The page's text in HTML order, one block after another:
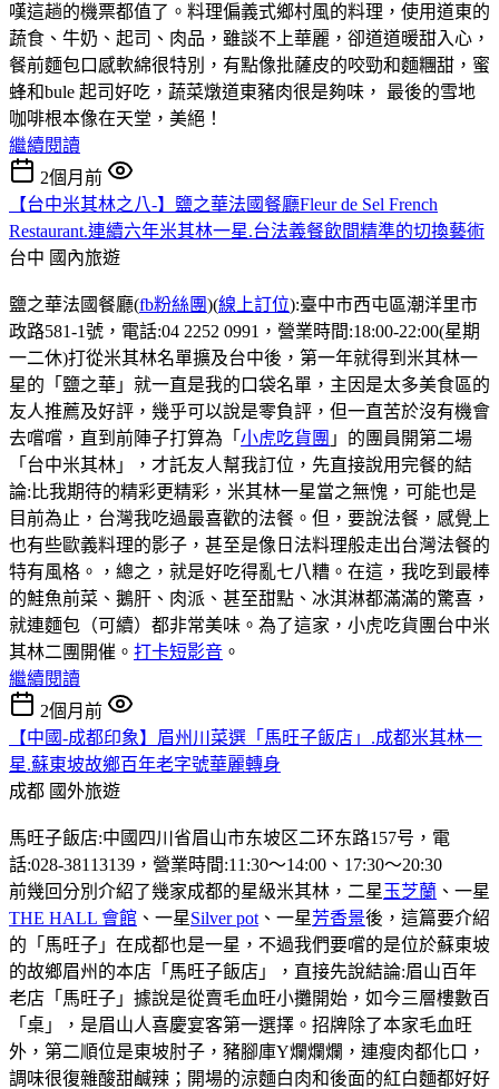
嘆這趟的機票都值了。料理偏義式鄉村風的料理，使用道東的
蔬食、牛奶、起司、肉品，雖談不上華麗，卻道道暖甜入心，
餐前麵包口感軟綿很特別，有點像批薩皮的咬勁和麵糰甜，蜜
蜂和bule 起司好吃，蔬菜燉道東豬肉很是夠味， 最後的雪地
咖啡根本像在天堂，美絕！
繼續閱讀
2個月前
【台中米其林之八-】鹽之華法國餐廳Fleur de Sel French
Restaurant.連續六年米其林一星.台法義餐飲間精準的切換藝術
台中 國內旅遊
鹽之華法國餐廳(fb粉絲團)(線上訂位):臺中市西屯區潮洋里市
政路581-1號，電話:04 2252 0991，營業時間:18:00-22:00(星期
一二休)打從米其林名單擴及台中後，第一年就得到米其林一
星的「鹽之華」就一直是我的口袋名單，主因是太多美食區的
友人推薦及好評，幾乎可以說是零負評，但一直苦於沒有機會
去嚐嚐，直到前陣子打算為「 小虎吃貨團 」的團員開第二場
「台中米其林」，才託友人幫我訂位，先直接說用完餐的結
論:比我期待的精彩更精彩，米其林一星當之無愧，可能也是
目前為止，台灣我吃過最喜歡的法餐。但，要說法餐，感覺上
也有些歐義料理的影子，甚至是像日法料理般走出台灣法餐的
特有風格。，總之，就是好吃得亂七八糟。在這，我吃到最棒
的鮭魚前菜、鵝肝、肉派、甚至甜點、冰淇淋都滿滿的驚喜，
就連麵包（可續）都非常美味。為了這家，小虎吃貨團台中米
其林二團開催。 打卡短影音 。
繼續閱讀
2個月前
【中國-成都印象】眉州川菜選「馬旺子飯店」.成都米其林一
星.蘇東坡故鄉百年老字號華麗轉身
成都 國外旅遊
馬旺子飯店:中國四川省眉山市东坡区二环东路157号，電
話:028-38113139，營業時間:11:30〜14:00、17:30〜20:30
前幾回分別介紹了幾家成都的星級米其林，二星 玉芝蘭 、一星
THE HALL 會館 、一星Silver pot 、一星芳香景後，這篇要介紹
的「馬旺子」在成都也是一星，不過我們要嚐的是位於蘇東坡
的故鄉眉州的本店「馬旺子飯店」，直接先說結論:眉山百年
老店「馬旺子」據說是從賣毛血旺小攤開始，如今三層樓數百
「桌」，是眉山人喜慶宴客第一選擇。招牌除了本家毛血旺
外，第二順位是東坡肘子，豬腳庫Y爛爛爛，連瘦肉都化口，
調味很復雜酸甜鹹辣；開場的涼麵白肉和後面的紅白麵都好好